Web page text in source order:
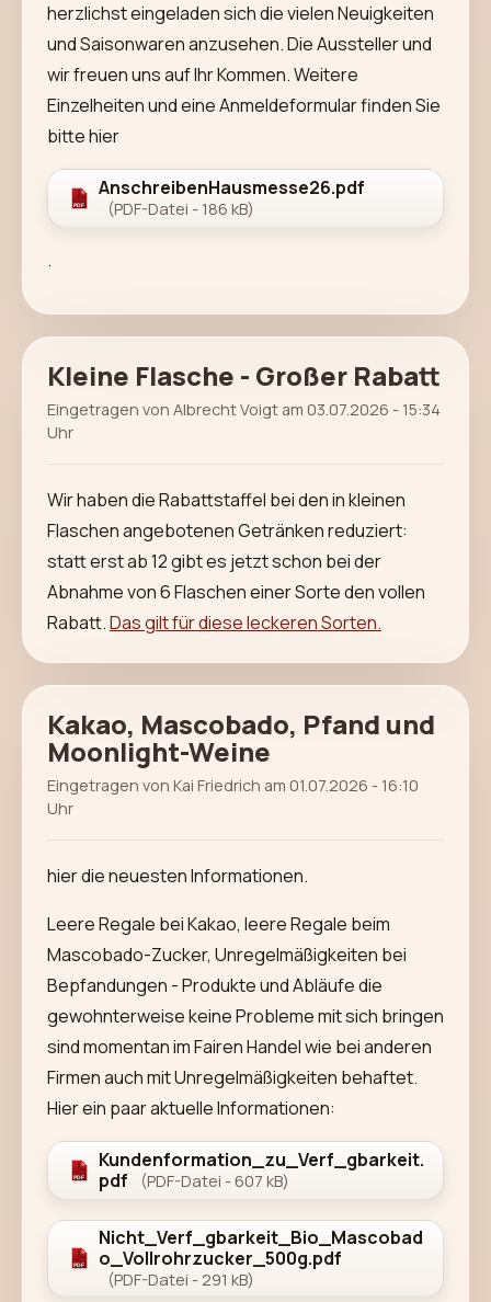
herzlichst eingeladen sich die vielen Neuigkeiten
und Saisonwaren anzusehen. Die Aussteller und
wir freuen uns auf Ihr Kommen. Weitere
Einzelheiten und eine Anmeldeformular finden Sie
bitte hier
AnschreibenHausmesse26.pdf
(PDF-Datei - 186 kB)
.
Kleine Flasche - Großer Rabatt
Eingetragen von Albrecht Voigt am 03.07.2026 - 15:34
Uhr
Wir haben die Rabattstaffel bei den in kleinen
Flaschen angebotenen Getränken reduziert:
statt erst ab 12 gibt es jetzt schon bei der
Abnahme von 6 Flaschen einer Sorte den vollen
Rabatt.Das gilt für diese leckeren Sorten.
Kakao, Mascobado, Pfand und
Moonlight-Weine
Eingetragen von Kai Friedrich am 01.07.2026 - 16:10
Uhr
hier die neuesten Informationen.
Leere Regale bei Kakao, leere Regale beim
Mascobado-Zucker, Unregelmäßigkeiten bei
Bepfandungen - Produkte und Abläufe die
gewohnterweise keine Probleme mit sich bringen
sind momentan im Fairen Handel wie bei anderen
Firmen auch mit Unregelmäßigkeiten behaftet.
Hier ein paar aktuelle Informationen:
Kundenformation_zu_Verf_gbarkeit.
pdf
(PDF-Datei - 607 kB)
Nicht_Verf_gbarkeit_Bio_Mascobad
o_Vollrohrzucker_500g.pdf
(PDF-Datei - 291 kB)